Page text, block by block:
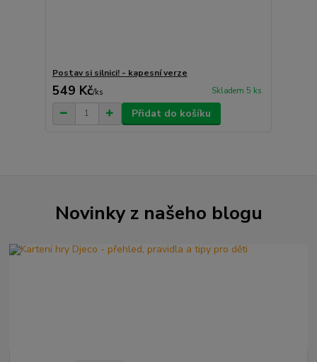
Postav si silnici! - kapesní verze
549 Kč/ks Skladem 5 ks
Přidat do košíku
Novinky z našeho blogu